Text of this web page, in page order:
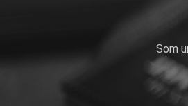
Som